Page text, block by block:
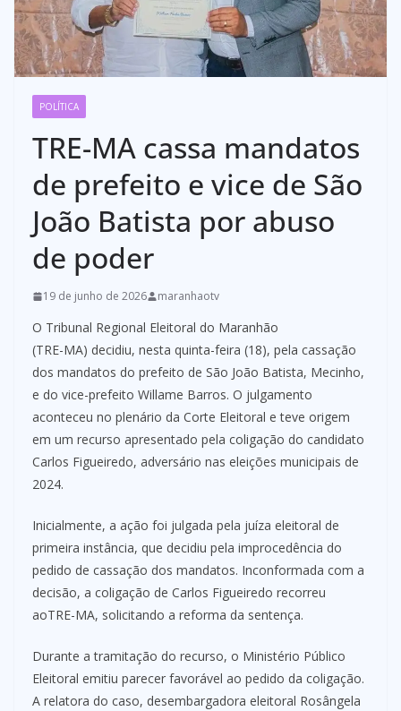
POLÍTICA
TRE-MA cassa mandatos
de prefeito e vice de São
João Batista por abuso
de poder
19 de junho de 2026 maranhaotv
O Tribunal Regional Eleitoral do Maranhão
(TRE-MA) decidiu, nesta quinta-feira (18), pela cassação
dos mandatos do prefeito de São João Batista, Mecinho,
e do vice-prefeito Willame Barros. O julgamento
aconteceu no plenário da Corte Eleitoral e teve origem
em um recurso apresentado pela coligação do candidato
Carlos Figueiredo, adversário nas eleições municipais de
2024.
Inicialmente, a ação foi julgada pela juíza eleitoral de
primeira instância, que decidiu pela improcedência do
pedido de cassação dos mandatos. Inconformada com a
decisão, a coligação de Carlos Figueiredo recorreu
aoTRE-MA, solicitando a reforma da sentença.
Durante a tramitação do recurso, o Ministério Público
Eleitoral emitiu parecer favorável ao pedido da coligação.
A relatora do caso, desembargadora eleitoral Rosângela